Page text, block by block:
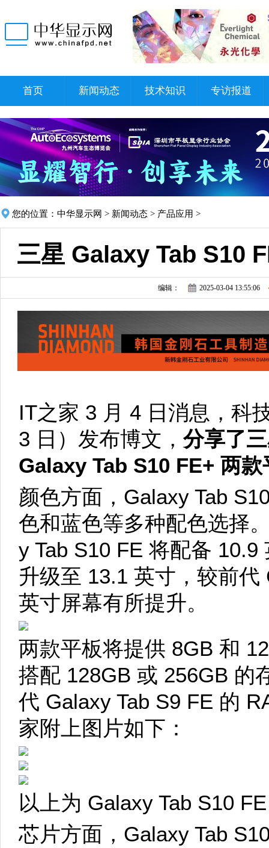
首页 新闻动态 技术知识 专访报道
您的位置： 中华显示网 > 新闻动态 > 产品应用 >
三星 Galaxy Tab S10
编辑： 2025-03-04 13:55:06
IT之家 3 月 4 日消息，科
3 日）发布博文， 分享了
Galaxy Tab S10 FE+ 两
颜色方面，Galaxy Tab
色和蓝色等多种配色选择
y Tab S10 FE 将配备
升级至 13.1 英寸，较前代
英寸屏幕有所提升。
两款平板将提供 8GB 和
搭配 128GB 或 256GB 的
代 Galaxy Tab S9 FE 的
家附上图片如下：
以上为 Galaxy Tab S10 FE
芯片方面，Galaxy Tab